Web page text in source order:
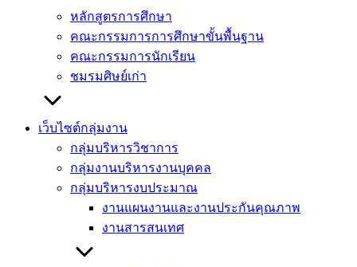
หลักสูตรการศึกษา
คณะกรรมการการศึกษาขั้นพื้นฐาน
คณะกรรมการนักเรียน
ชมรมศิษย์เก่า
เว็บไซต์กลุ่มงาน
กลุ่มบริหารวิชาการ
กลุ่มงานบริหารงานบุคคล
กลุ่มบริหารงบประมาณ
งานแผนงานและงานประกันคุณภาพ
งานสารสนเทศ